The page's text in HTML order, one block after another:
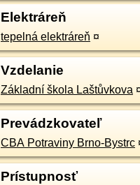
Elektráreň
tepelná elektráreň ¤
Vzdelanie
Základní škola Laštůvkova
Prevádzkovateľ
CBA Potraviny Brno-Bystrc
Prístupnosť